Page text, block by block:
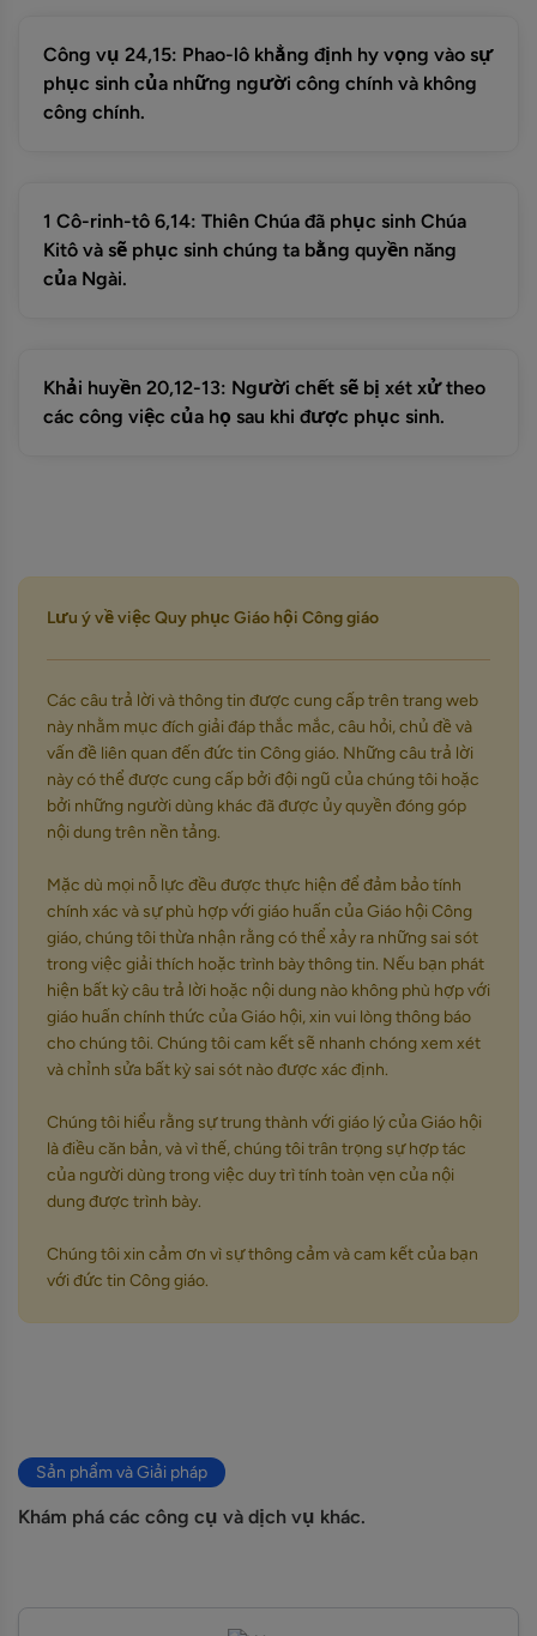
Công vụ 24,15: Phao-lô khẳng định hy vọng vào sự
phục sinh của những người công chính và không
công chính.
1 Cô-rinh-tô 6,14: Thiên Chúa đã phục sinh Chúa
Kitô và sẽ phục sinh chúng ta bằng quyền năng
của Ngài.
Khải huyền 20,12-13: Người chết sẽ bị xét xử theo
các công việc của họ sau khi được phục sinh.
Lưu ý về việc Quy phục Giáo hội Công giáo
Các câu trả lời và thông tin được cung cấp trên trang web
này nhằm mục đích giải đáp thắc mắc, câu hỏi, chủ đề và
vấn đề liên quan đến đức tin Công giáo. Những câu trả lời
này có thể được cung cấp bởi đội ngũ của chúng tôi hoặc
bởi những người dùng khác đã được ủy quyền đóng góp
nội dung trên nền tảng.
Mặc dù mọi nỗ lực đều được thực hiện để đảm bảo tính
chính xác và sự phù hợp với giáo huấn của Giáo hội Công
giáo, chúng tôi thừa nhận rằng có thể xảy ra những sai sót
trong việc giải thích hoặc trình bày thông tin. Nếu bạn phát
hiện bất kỳ câu trả lời hoặc nội dung nào không phù hợp với
giáo huấn chính thức của Giáo hội, xin vui lòng thông báo
cho chúng tôi. Chúng tôi cam kết sẽ nhanh chóng xem xét
và chỉnh sửa bất kỳ sai sót nào được xác định.
Chúng tôi hiểu rằng sự trung thành với giáo lý của Giáo hội
là điều căn bản, và vì thế, chúng tôi trân trọng sự hợp tác
của người dùng trong việc duy trì tính toàn vẹn của nội
dung được trình bày.
Chúng tôi xin cảm ơn vì sự thông cảm và cam kết của bạn
với đức tin Công giáo.
Sản phẩm và Giải pháp
Khám phá các công cụ và dịch vụ khác.